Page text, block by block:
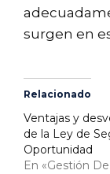
surgen en
Relacionado
Ventajas y
de la Ley de
Oportunidad
En «Gestión